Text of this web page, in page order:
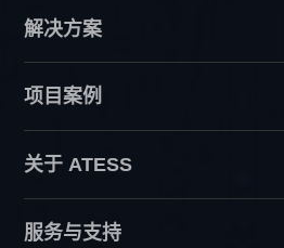
解决方案
项目案例
关于 ATESS
服务与支持